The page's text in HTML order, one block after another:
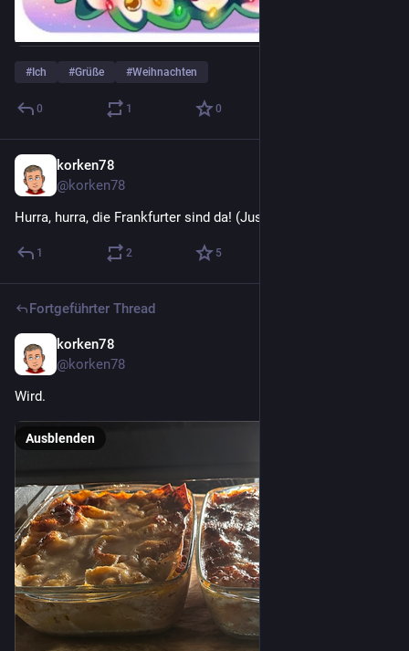
# Ich #Grüße #Weihnachten
0 1 0
korken78
@korken78
Hurra, hurra, die Frankfurter sind da! (Just saying.)
1 2 5
Fortgeführter Thread
korken78
@korken78
Wird.
Ausblenden